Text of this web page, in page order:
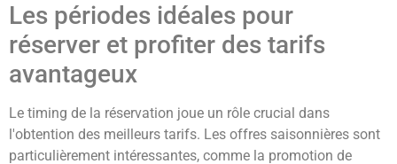
Les périodes idéales pour
réserver et profiter des tarifs
avantageux
Le timing de la réservation joue un rôle crucial dans
l'obtention des meilleurs tarifs. Les offres saisonnières sont
particulièrement intéressantes, comme la promotion de